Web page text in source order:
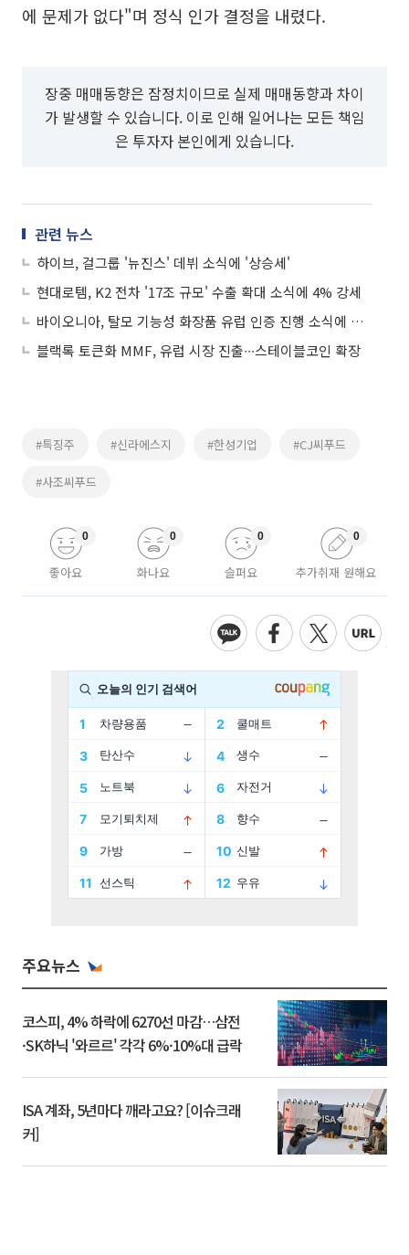
에 문제가 없다"며 정식 인가 결정을 내렸다.
장중 매매동향은 잠정치이므로 실제 매매동향과 차이
가 발생할 수 있습니다. 이로 인해 일어나는 모든 책임
은 투자자 본인에게 있습니다.
관련 뉴스
하이브, 걸그룹 '뉴진스' 데뷔 소식에 '상승세'
현대로템, K2 전차 '17조 규모' 수출 확대 소식에 4% 강세
바이오니아, 탈모 기능성 화장품 유럽 인증 진행 소식에 상승세
블랙록 토큰화 MMF, 유럽 시장 진출∙∙∙스테이블코인 확장
#특징주 #신라에스지 #한성기업 #CJ씨푸드
#사조씨푸드
좋아요
0
화나요
0
슬퍼요
0
추가취재 원해요
0
주요뉴스
코스피, 4% 하락에 6270선 마감…삼전
·SK하닉 '와르르' 각각 6%·10%대 급락
ISA 계좌, 5년마다 깨라고요? [이슈크래
커]